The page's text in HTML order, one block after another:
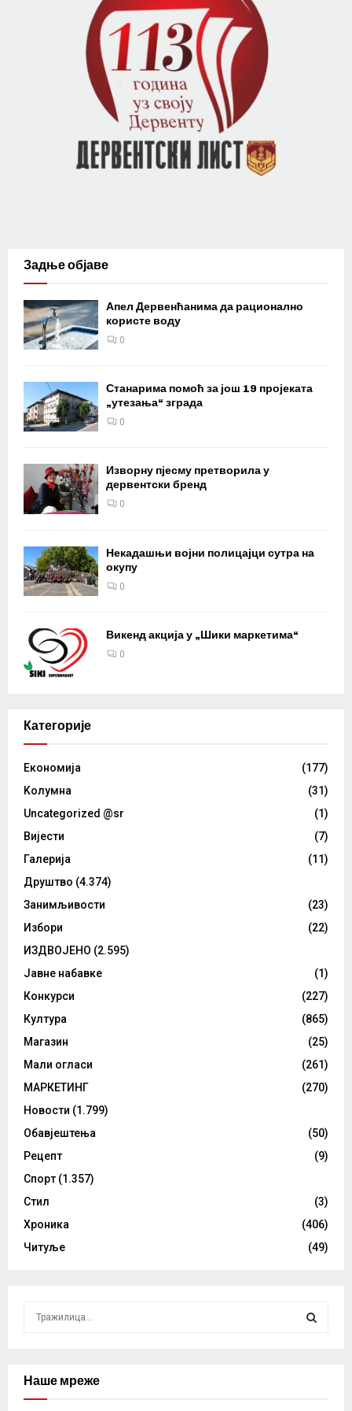
Задње објаве
Апел Дервенћанима да рационално
користе воду
0
Станарима помоћ за још 19 пројеката
„утезања“ зграда
0
Изворну пјесму претворила у
дервентски бренд
0
Некадашњи војни полицајци сутра на
окупу
0
Викенд акција у „Шики маркетима“
0
Категорије
Eкономија
(177)
Kолумнa
(31)
Uncategorized @sr
(1)
Вијести
(7)
Галерија
(11)
Друштво (4.374)
Занимљивости
(23)
Избори
(22)
ИЗДВОЈЕНО (2.595)
Јавне набавке
(1)
Конкурси
(227)
Култура
(865)
Магазин
(25)
Мали огласи
(261)
МАРКЕТИНГ
(270)
Новости (1.799)
Обавјештења
(50)
Рецепт
(9)
Спорт (1.357)
Стил
(3)
Хроника
(406)
Читуље
(49)
cНаше мреже